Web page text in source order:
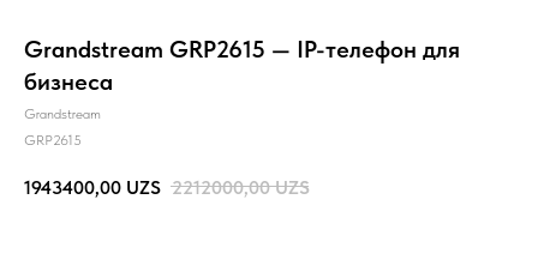
Grandstream GRP2615 — IP-телефон для
бизнеса
Grandstream
GRP2615
1943400,00 UZS 2212000,00 UZS